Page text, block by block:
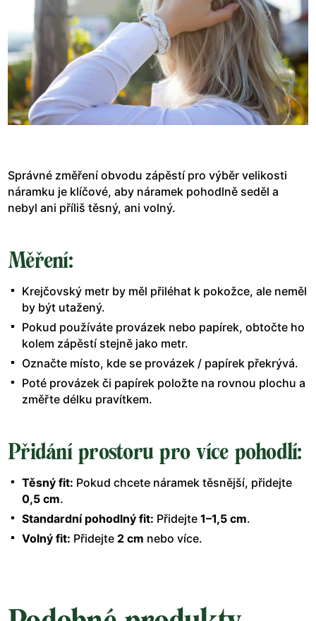
Správné změření obvodu zápěstí pro výběr velikosti
náramku je klíčové, aby náramek pohodlně seděl a
nebyl ani příliš těsný, ani volný.
Měření:
Krejčovský metr by měl přiléhat k pokožce, ale neměl
by být utažený.
Pokud používáte provázek nebo papírek, obtočte ho
kolem zápěstí stejně jako metr.
Označte místo, kde se provázek / papírek překrývá.
Poté provázek či papírek položte na rovnou plochu a
změřte délku pravítkem.
Přidání prostoru pro více pohodlí:
Těsný fit: Pokud chcete náramek těsnější, přidejte
0,5 cm.
Standardní pohodlný fit: Přidejte 1–1,5 cm.
Volný fit: Přidejte 2 cm nebo více.